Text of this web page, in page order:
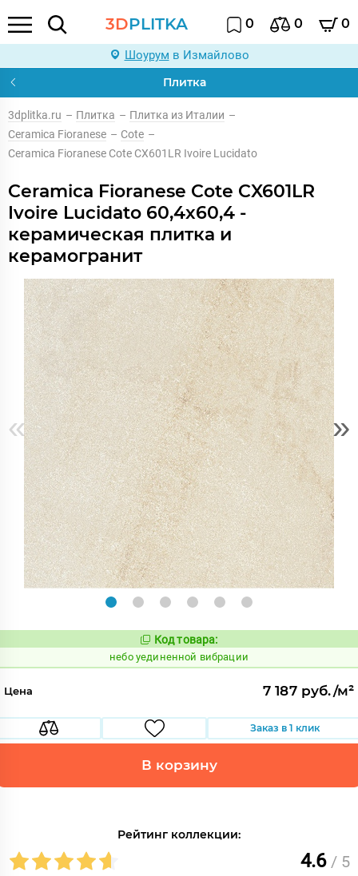
3DPLITKA 0 0 0
Шоурум в Измайлово
Плитка
3dplitka.ru – Плитка – Плитка из Италии –
Ceramica Fioranese – Cote –
Ceramica Fioranese Cote CX601LR Ivoire Lucidato
Ceramica Fioranese Cote CX601LR
Ivoire Lucidato 60,4x60,4 -
керамическая плитка и
керамогранит
« »
Код:
1122885
Код товара:
небо уединенной вибрации
Цена 7 187 руб./м²
Заказ в 1 клик
В корзину
Рейтинг коллекции:
4.6 / 5